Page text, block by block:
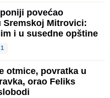
povećao
Sremskoj Mitrovici:
i u susedne opštine
1
otmice, povratka u
orao Feliks